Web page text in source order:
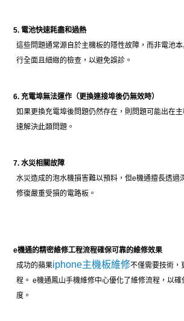
5. 電池快速耗盡和過熱
這些問題通常源自於主機板的隱性故障，而非電池
行全面且細緻的檢查，以避免誤診。
6. 充電埠無法運作（更換連接埠後仍無效時）
如果更換充電埠後問題仍然存在，則問題可能出在
速解決此類問題。
7. 水災相關故障
水災造成的泡水機損害難以預料，但e機通擅長透過
修復嚴重受損的電路板。
e機通的精密維修工程流程確保可靠的維修效果
成功的蘋果iphone主機板維修不僅需要技術，
程。 e機通鳳山手機維修中心優化了維修流程，以
度。